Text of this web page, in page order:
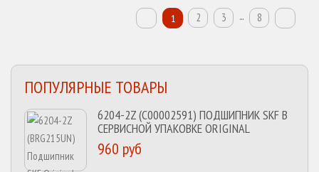
1 2 3 ... 8
ПОПУЛЯРНЫЕ ТОВАРЫ
6204-2Z (C00002591) ПОДШИПНИК SKF В
СЕРВИСНОЙ УПАКОВКЕ ORIGINAL
960 руб